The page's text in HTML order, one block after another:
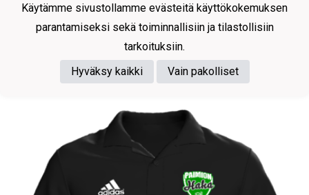
Kummala Elina
Käytämme sivustollamme evästeitä käyttökokemuksen
parantamiseksi sekä toiminnallisiin ja tilastollisiin
tarkoituksiin.
Hyväksy kaikki
Vain pakolliset